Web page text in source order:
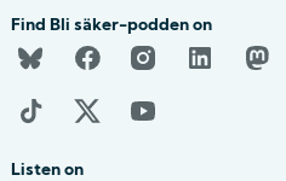
Find Bli säker-podden on
Listen on